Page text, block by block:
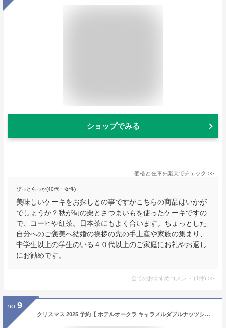
ショップでみる
価格と在庫を楽天でチェック >>
ぴっとらっか(40代・女性)
美味しいケーキをお探しとの事ですがこちらの商品はいかが
でしょうか？秋が旬の栗とさつまいもを使ったケーキですの
で、コーヒや紅茶。日本茶にもよく合います。ちょっとした
自分へのご褒美へ結婚の挨拶の先の手土産や家族の集まり、
中学生以上の学生のいる４０代以上のご家庭にお礼やお返し
にお勧めです。
全てのおすすめコメント (1件) >
no. 9
クリスマス 2025 予約【 ホテルオークラ キャラメルダブルナッツショコラ 】 5号 直径15cm 4〜5人前 ホールケーキ チョコレート チョコ ムース 洋菓子 お菓子 ギフト プレゼント お取り寄せ デザート スイーツ 高級 通販 宅配 直送 [冷凍] 送料無料